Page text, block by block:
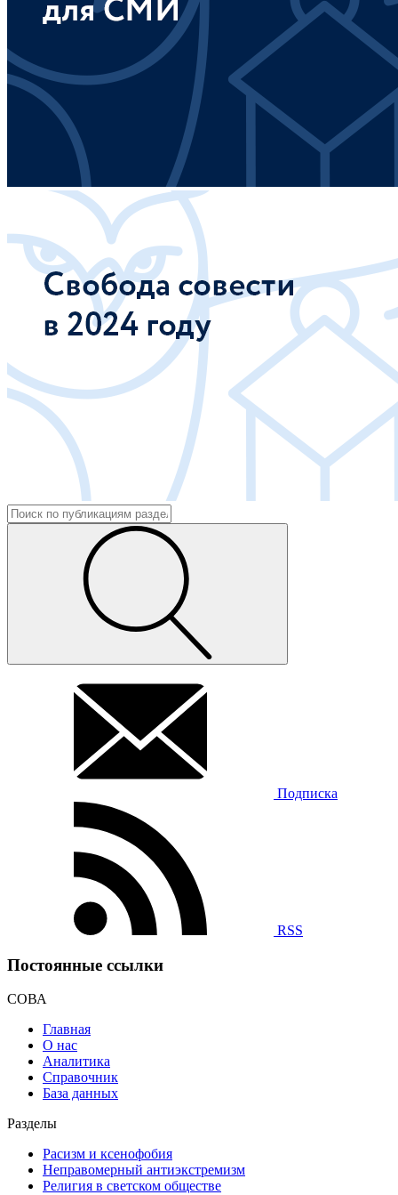
Подписка
RSS
Постоянные ссылки
СОВА
Главная
О нас
Аналитика
Справочник
База данных
Разделы
Расизм и ксенофобия
Неправомерный антиэкстремизм
Религия в светском обществе